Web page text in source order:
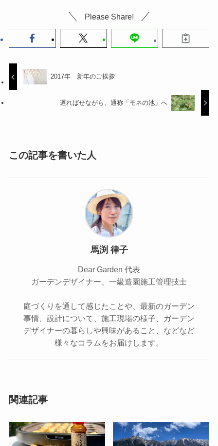
Please Share!
2017年 新年のご挨拶
遅ればせながら、通称「モネの池」へ
この記事を書いた人
馬渕 律子
Dear Garden 代表
ガーデンデザイナー、一級造園施工管理技士
庭づくりを通して感じたことや、最新のガーデン
事情、設計について、施工現場の様子、ガーデン
デザイナーの暮らしや興味があること、などなど
様々なコラムをお届けします。
関連記事